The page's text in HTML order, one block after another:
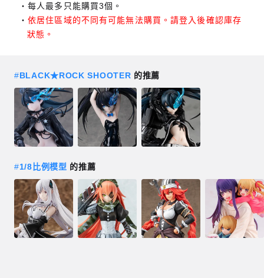
每人最多只能購買3個。
依居住區域的不同有可能無法購買。請登入後確認庫存
狀態。
#BLACK★ROCK SHOOTER 的推薦
#1/8比例模型 的推薦